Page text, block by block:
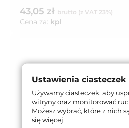
43,05 zł brutto (z VAT 23%)
Cena za: kpl
Ustawienia ciasteczek
Używamy ciasteczek, aby
witryny oraz monitorować
Możesz wybrać, które z nich
się więcej